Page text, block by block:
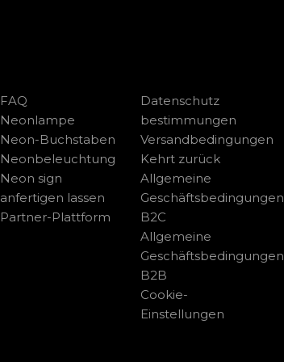
FAQ
Neonlampe
Neon-Buchstaben
Neonbeleuchtung
Neon sign
anfertigen lassen
Partner-Plattform
Datenschutz
bestimmungen
Versandbedingungen
Kehrt zurück
Allgemeine
Geschäftsbedingungen
B2C
Allgemeine
Geschäftsbedingungen
B2B
Cookie-
Einstellungen